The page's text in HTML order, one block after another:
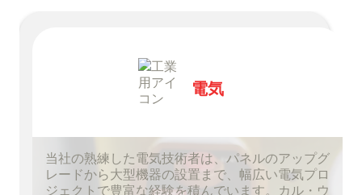
電気
当社の熟練した電気技術者は、パネルのアップグ
レードから大型機器の設置まで、幅広い電気プロ
ジェクトで豊富な経験を積んでいます。カル・ウ